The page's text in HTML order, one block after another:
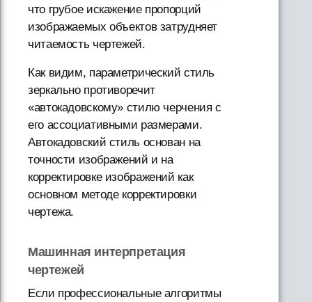
что грубое искажение пропорций
изображаемых объектов затрудняет
читаемость чертежей.
Как видим, параметрический стиль
зеркально противоречит
«автокадовскому» стилю черчения с
его ассоциативными размерами.
Автокадовский стиль основан на
точности изображений и на
корректировке изображений как
основном методе корректировки
чертежа.
Машинная интерпретация
чертежей
Если профессиональные алгоритмы